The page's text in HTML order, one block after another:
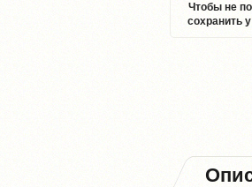
Чтобы не
сохранить